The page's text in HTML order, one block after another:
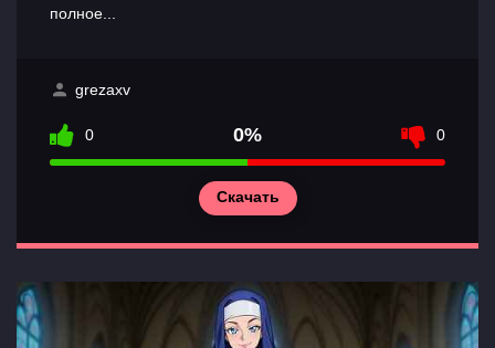
полное...
grezaxv
0 0% 0
Скачать